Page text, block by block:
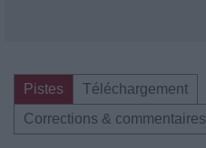
Pistes
Téléchargement
Corrections & commentaires